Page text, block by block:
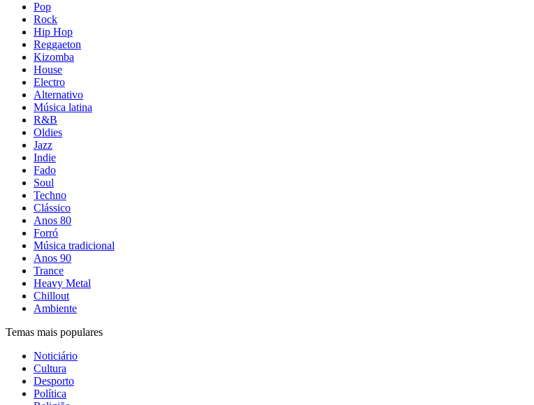
Pop
Rock
Hip Hop
Reggaeton
Kizomba
House
Electro
Alternativo
Música latina
R&B
Oldies
Jazz
Indie
Fado
Soul
Techno
Clássico
Anos 80
Forró
Música tradicional
Anos 90
Trance
Heavy Metal
Chillout
Ambiente
Temas mais populares
Noticiário
Cultura
Desporto
Política